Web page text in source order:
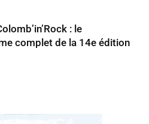
: le
complet de la 14e édition